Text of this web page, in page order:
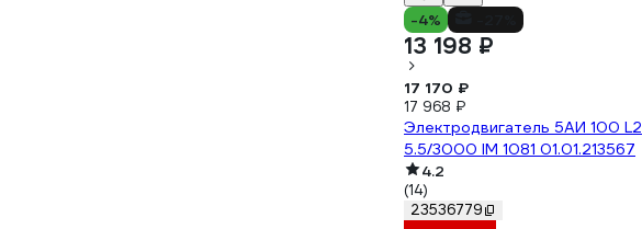
-4%
13 198 ₽
17 170 ₽
17 968 ₽
Электродвигатель 5АИ 100 L2
5.5/3000 IM 1081 01.01.213567
4.2
(14)
23536779